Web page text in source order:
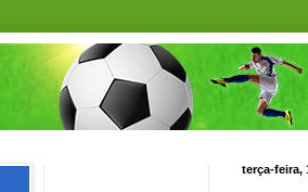
terça-feira,